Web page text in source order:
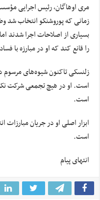
مری اوهاگان، رئیس اجرایی
بسیاری از اصلاحات اجرا شدند
را قانع کند که او در مبارزه با
زلنسکی تاکنون شیوه‌های مرسوم
است. او در هیچ تجمعی شرکت
است.
ابزار اصلی او در جریان مبارزات
است.
انتهای پیام